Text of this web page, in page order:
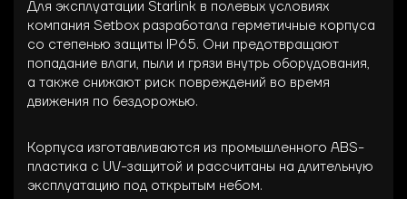
Для эксплуатации Starlink в полевых условиях
компания Setbox разработала герметичные корпуса
со степенью защиты IP65. Они предотвращают
попадание влаги, пыли и грязи внутрь оборудования,
а также снижают риск повреждений во время
движения по бездорожью.
Корпуса изготавливаются из промышленного ABS-
пластика с UV-защитой и рассчитаны на длительную
эксплуатацию под открытым небом.